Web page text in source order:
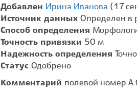
Добавлен Ирина Иванова (17
Источник данных Определен в
Способ определения
Точность привязки 50 м
Надежность определения
Точно
Статус Одобрено
Комментарий полевой номер А